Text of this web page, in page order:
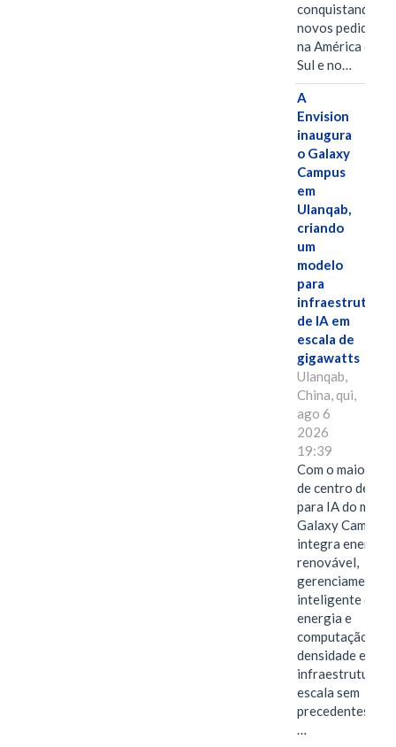
conquistando
novos pedidos
na América do
Sul e no…
A
Envision
inaugura
o Galaxy
Campus
em
Ulanqab,
criando
um
modelo
para
infraestrutura
de IA em
escala de
gigawatts
Ulanqab,
China, qui,
ago 6
2026
19:39
Com o maior
de centro de
para IA do
Galaxy Campus
integra energia
renovável,
gerenciamento
inteligente de
energia e
computação de
densidade em
infraestrutura
escala sem
…